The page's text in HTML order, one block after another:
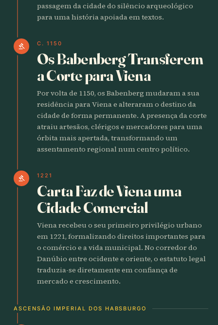
passagem da cidade do silêncio arqueológico
para uma história apoiada em textos.
gavel C. 1150
Os Babenberg Transferem
a Corte para Viena
Por volta de 1150, os Babenberg mudaram a sua
residência para Viena e alteraram o destino da
cidade de forma permanente. A presença da corte
atraiu artesãos, clérigos e mercadores para uma
órbita mais apertada, transformando um
assentamento regional num centro político.
gavel 1221
Carta Faz de Viena uma
Cidade Comercial
Viena recebeu o seu primeiro privilégio urbano
em 1221, formalizando direitos importantes para
o comércio e a vida municipal. No corredor do
Danúbio entre ocidente e oriente, o estatuto legal
traduzia-se diretamente em confiança de
mercado e crescimento.
ASCENSÃO IMPERIAL DOS HABSBURGO